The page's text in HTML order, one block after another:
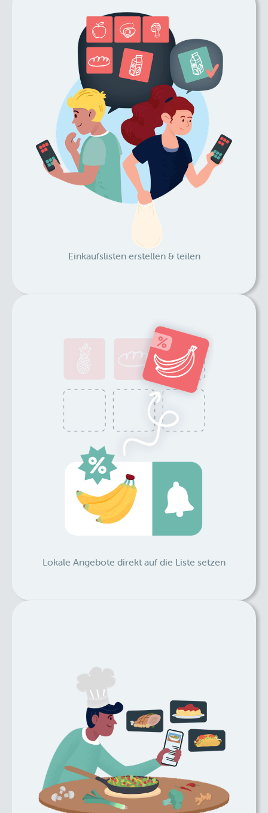
Einkaufslisten erstellen & teilen
Lokale Angebote direkt auf die Liste setzen